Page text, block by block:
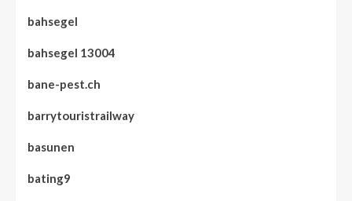
bahsegel
bahsegel 13004
bane-pest.ch
barrytouristrailway
basunen
bating9